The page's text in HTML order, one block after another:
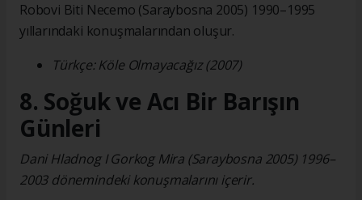
Robovi Biti Necemo (Saraybosna 2005) 1990–1995
yıllarındaki konuşmalarından oluşur.
Türkçe: Köle Olmayacağız (2007)
8. Soğuk ve Acı Bir Barışın
Günleri
Dani Hladnog I Gorkog Mira (Saraybosna 2005) 1996–
2003 dönemindeki konuşmalarını içerir.